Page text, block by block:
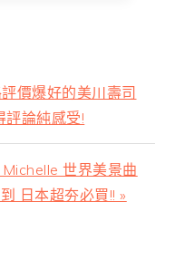
價爆好的美川壽司
論純感受!
世界美景曲
日本超夯必買!! »